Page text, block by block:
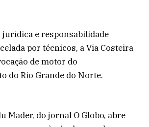
jurídica e responsabilidade
por técnicos, a Via Costeira
de motor do
do Rio Grande do Norte.
Mader, do jornal O Globo, abre